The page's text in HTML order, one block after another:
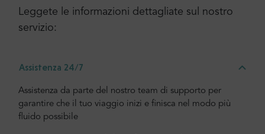
Leggete le informazioni dettagliate sul nostro
servizio:
Assistenza 24/7
Assistenza da parte del nostro team di supporto per
garantire che il tuo viaggio inizi e finisca nel modo più
fluido possibile